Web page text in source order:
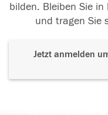
bilden. Bleiben Sie
und tragen Sie
Jetzt anmelden